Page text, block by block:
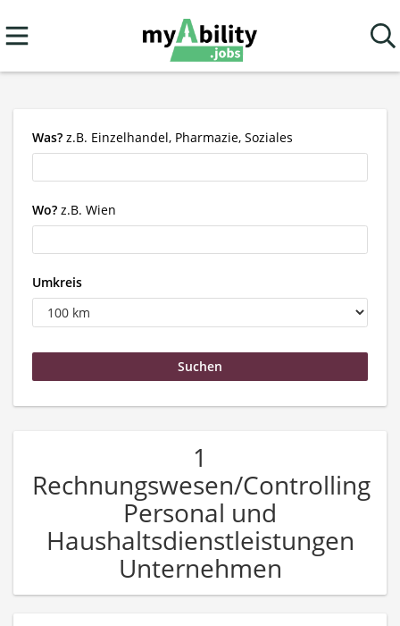
Was? z.B. Einzelhandel, Pharmazie, Soziales
Wo? z.B. Wien
Umkreis
1
Rechnungswesen/Controlling
Personal und
Haushaltsdienstleistungen
Unternehmen